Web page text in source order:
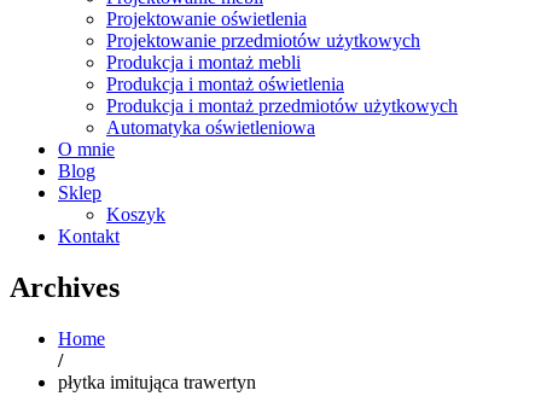
Projektowanie oświetlenia
Projektowanie przedmiotów użytkowych
Produkcja i montaż mebli
Produkcja i montaż oświetlenia
Produkcja i montaż przedmiotów użytkowych
Automatyka oświetleniowa
O mnie
Blog
Sklep
Koszyk
Kontakt
Archives
Home
/
płytka imitująca trawertyn